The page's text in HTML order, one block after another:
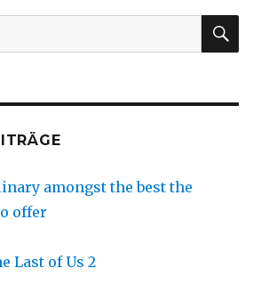
amongst the best the
offer
Last of Us 2